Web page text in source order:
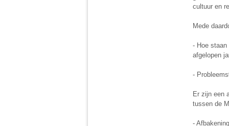
cultuur en
Mede
- Hoe staan
afgelopen
-
Er zijn een
tussen de
-